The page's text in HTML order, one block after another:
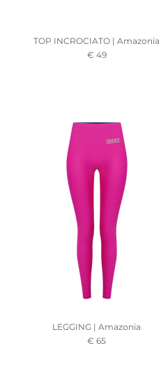
TOP INCROCIATO | Amazonia
Prezzo
€ 49
LEGGING | Amazonia
Prezzo
€ 65